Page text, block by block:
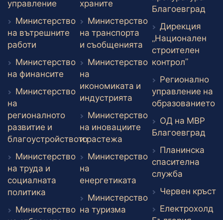
управление Външен линк
Министерство
на вътрешните
работи Външен линк
Министерство
на финансите Външен линк
Министерство
на
регионалното
развитие и
благоустройството
Външен линк
Министерство
на труда и
социалната
политика Външен линк
Министерство
храните Външен линк
Министерство
на транспорта
и съобщенията Външен линк
Министерство
на
икономиката и
индустрията Външен линк
Министерство
на иновациите
и растежа Външен линк
Министерство
на
енергетиката Външен линк
Министерство
на туризма Външен линк
Благоевград
Дирекция
„Национален
строителен
контрол”Външен
Регионално
управление на
образованието
ОД на МВР
Благоевград
Планинска
спасителна
служба
Червен кръст
Електрохолд